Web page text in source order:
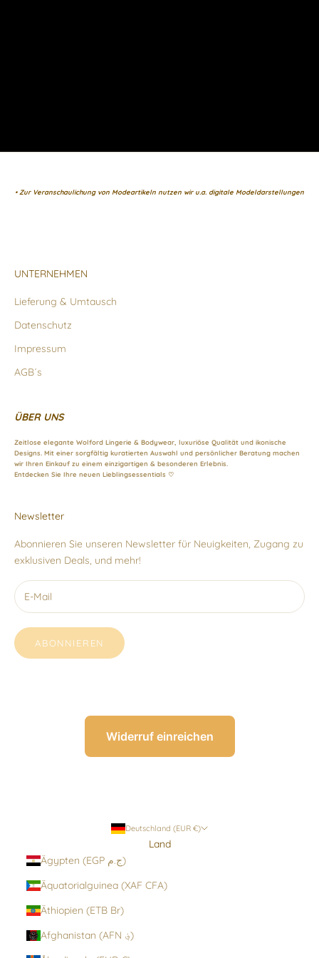
• Zur Veranschaulichung von Modeartikeln nutzen wir u.a. digitale Modeldarstellungen
UNTERNEHMEN
Lieferung & Umtausch
Datenschutz
Impressum
AGB´s
ÜBER UNS
Zeitlose elegante Wolford Lingerie & Bodywear, luxuriöse Qualität und ikonische
Designs. Mit einer sorgfältig kuratierten Auswahl und persönlicher Beratung machen
wir Ihren Einkauf zu einem einzigartigen & besonderen Erlebnis.
Entdecken Sie Ihre neuen Lieblingsessentials ♡
Newsletter
Abonnieren Sie unseren Newsletter für Neuigkeiten, Zugang zu
exklusiven Deals, und mehr!
ABONNIEREN
Widerruf einreichen
Deutschland (EUR €)
Land
Ägypten (EGP ج.م)
Äquatorialguinea (XAF CFA)
Äthiopien (ETB Br)
Afghanistan (AFN ؋)